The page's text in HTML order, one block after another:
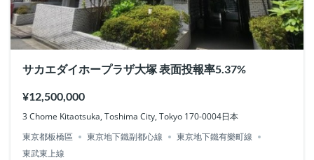
サカエダイホープラザ大塚 表面投報率5.37%
¥12,500,000
3 Chome Kitaotsuka, Toshima City, Tokyo 170-0004日本
東京都板橋區
東京地下鐵副都心線
東京地下鐵有樂町線
東武東上線